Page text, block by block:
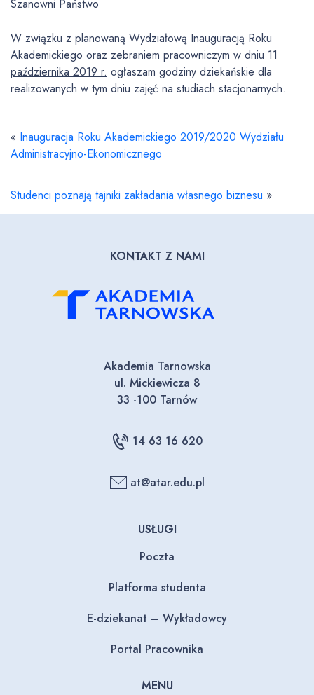
Szanowni Państwo
W związku z planowaną Wydziałową Inauguracją Roku
Akademickiego oraz zebraniem pracowniczym w dniu 11
października 2019 r. ogłaszam godziny dziekańskie dla
realizowanych w tym dniu zajęć na studiach stacjonarnych.
« Inauguracja Roku Akademickiego 2019/2020 Wydziału
Administracyjno-Ekonomicznego
Studenci poznają tajniki zakładania własnego biznesu »
KONTAKT Z NAMI
Akademia Tarnowska
ul. Mickiewicza 8
33 -100 Tarnów
14 63 16 620
at@atar.edu.pl
USŁUGI
Poczta
Platforma studenta
E-dziekanat – Wykładowcy
Portal Pracownika
MENU